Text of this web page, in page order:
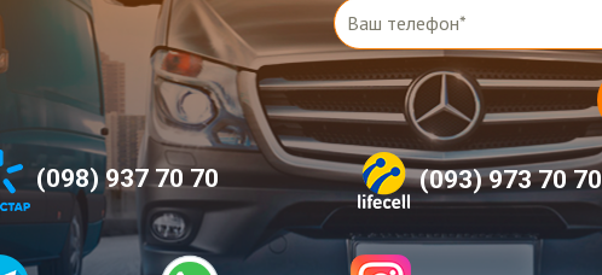
(098) 937 70 70 (093) 973 70 70